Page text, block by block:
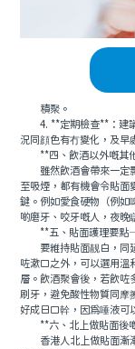
積聚。
4. **定期檢查**：建議
況同顔色有冇變化，及早
**四、飲酒以外嘅其
雖然飲酒會帶來一定影
至吸煙，都有機會令貼面
鍵。例如愛食硬物（例如
啲磨牙、咬牙嘅人，夜晚
**五、貼面護理要點
要維持貼面靓白，同延
咗漱口之外，可以選用溫
層。飲酒聚會後，若飲咗
刷牙，避免酸性物質同摩
好成日口幹，因爲唾液可
**六、北上做貼面後
香港人北上做貼面漸漸